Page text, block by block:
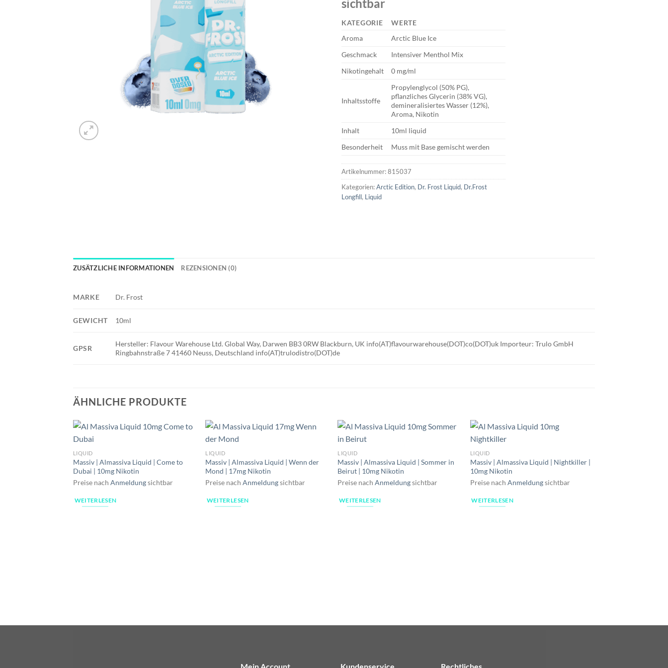
sichtbar
KATEGORIE
WERTE
Aroma
Arctic Blue Ice
Geschmack
Intensiver Menthol Mix
Nikotingehalt
0 mg/ml
Inhaltsstoffe
Propylenglycol (50% PG),
pflanzliches Glycerin (38% VG),
demineralisiertes Wasser (12%),
Aroma, Nikotin
Inhalt
10ml liquid
Besonderheit
Muss mit Base gemischt werden
Artikelnummer:815037
Kategorien:Arctic Edition, Dr. Frost Liquid, Dr.Frost
Longfill, Liquid
ZUSÄTZLICHE INFORMATIONEN REZENSIONEN (0)
MARKE Dr. Frost
GEWICHT 10ml
GPSR
Hersteller: Flavour Warehouse Ltd. Global Way, Darwen BB3 0RW Blackburn, UK info(AT)flavourwarehouse(DOT)co(DOT)uk Importeur: Trulo GmbH
Ringbahnstraße 7 41460 Neuss, Deutschland info(AT)trulodistro(DOT)de
ÄHNLICHE PRODUKTE
LIQUID
Massiv | Almassiva Liquid | Come to
Dubai | 10mg Nikotin
Preise nach Anmeldungsichtbar
WEITERLESEN
LIQUID
Massiv | Almassiva Liquid | Wenn der
Mond | 17mg Nikotin
Preise nachAnmeldungsichtbar
WEITERLESEN
LIQUID
Massiv | Almassiva Liquid | Sommer in
Beirut | 10mg Nikotin
Preise nachAnmeldungsichtbar
WEITERLESEN
LIQUID
Massiv | Almassiva Liquid | Nightkiller |
10mg Nikotin
Preise nach Anmeldungsichtbar
WEITERLESEN